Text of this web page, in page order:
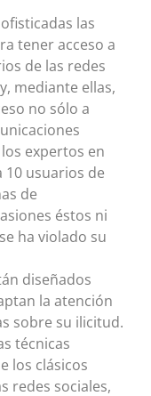
las
tener acceso a
de las redes
mediante ellas,
no sólo a
expertos en
usuarios de
de
éstos ni
ha violado su
diseñados
la atención
sobre su ilicitud.
técnicas
los clásicos
redes sociales,